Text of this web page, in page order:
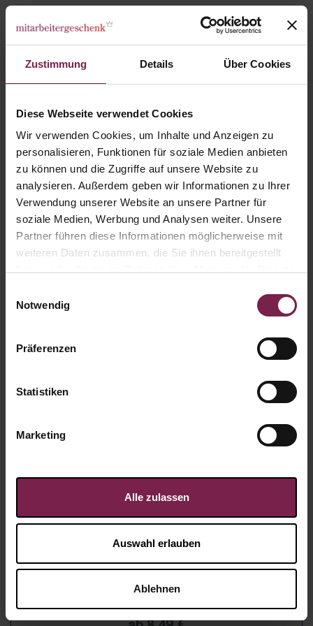
Zustimmung Details Über Cookies
Diese Webseite verwendet Cookies
Wir verwenden Cookies, um Inhalte und Anzeigen zu
personalisieren, Funktionen für soziale Medien anbieten
zu können und die Zugriffe auf unsere Website zu
analysieren. Außerdem geben wir Informationen zu Ihrer
Verwendung unserer Website an unsere Partner für
soziale Medien, Werbung und Analysen weiter. Unsere
Partner führen diese Informationen möglicherweise mit
weiteren Daten zusammen, die Sie ihnen bereitgestellt
Notwendig
Präferenzen
Statistiken
Marketing
Alle zulassen
Auswahl erlauben
Ablehnen
Stern Adventskalender Lindt
Artikel-Nr.:55377